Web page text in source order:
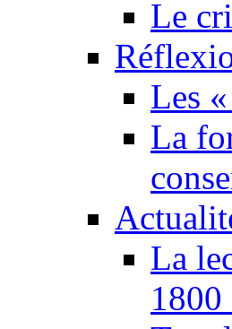
Le
Les
La
La